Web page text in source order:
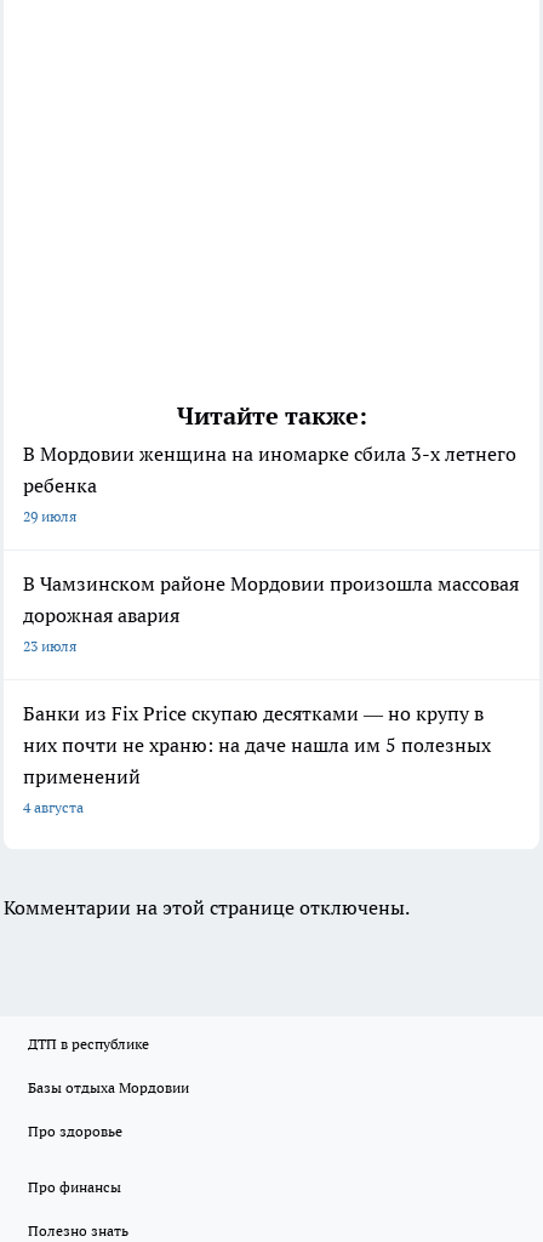
Читайте также:
В Мордовии женщина на иномарке сбила 3-х летнего
ребенка
29 июля
В Чамзинском районе Мордовии произошла массовая
дорожная авария
23 июля
Банки из Fix Price скупаю десятками — но крупу в
них почти не храню: на даче нашла им 5 полезных
применений
4 августа
Комментарии на этой странице отключены.
ДТП в республике
Базы отдыха Мордовии
Про здоровье
Про финансы
Полезно знать